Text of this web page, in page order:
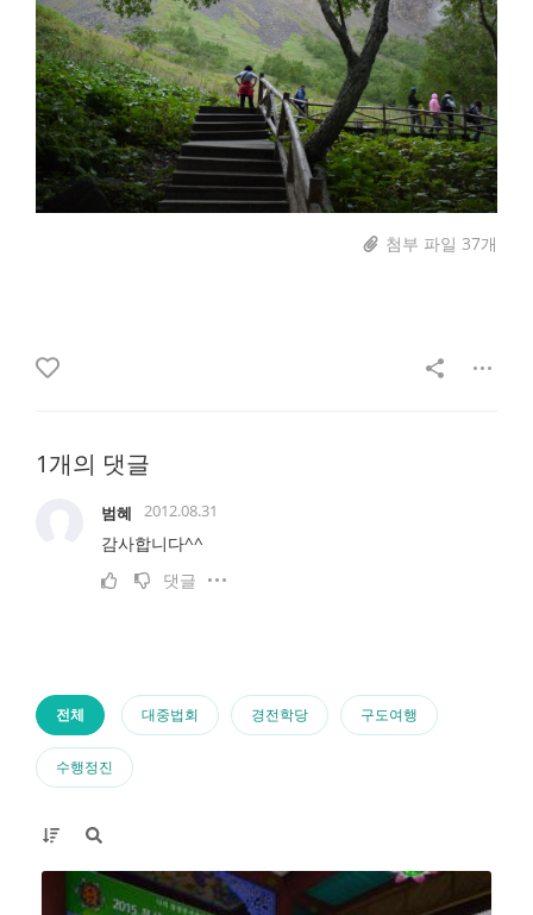
첨부 파일 37개
1개의 댓글
범혜 2012.08.31
감사합니다^^
댓글
전체 대중법회 경전학당 구도여행
수행정진